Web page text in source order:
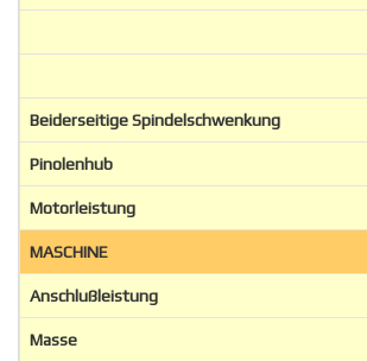
Beiderseitige Spindelschwenkung
Pinolenhub
Motorleistung
MASCHINE
Anschlußleistung
Masse